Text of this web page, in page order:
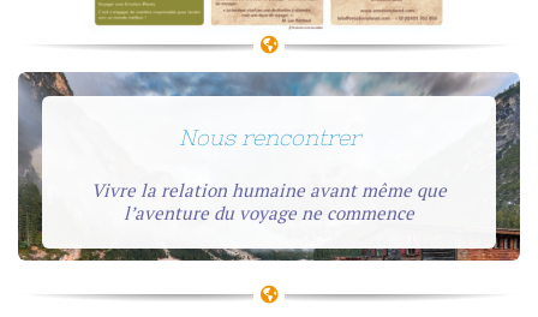
Nous rencontrer
Vivre la relation humaine avant même que
l’aventure du voyage ne commence